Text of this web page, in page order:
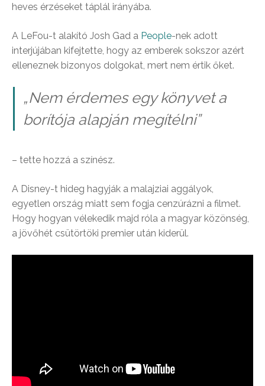
heves érzéseket táplál irányába.
A LeFou-t alakító Josh Gad a People-nek adott
interjújában kifejtette, hogy az emberek sokszor azért
elleneznek bizonyos dolgokat, mert nem értik őket.
„Nem érdemes egy könyvet a
borítója alapján megítélni”
– tette hozzá a színész.
A Disney-t hideg hagyják a malajziai aggályok,
egyetlen ország miatt sem fogja cenzúrázni a filmet.
Hogy hogyan vélekedik majd róla a magyar közönség,
a jövőhét csütörtöki premier után kiderül.